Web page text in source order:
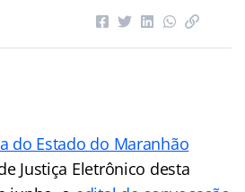
do Estado do Maranhão
Justiça Eletrônico desta